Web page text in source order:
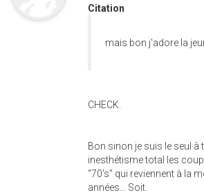
Citation
mais bon j'adore la
CHECK.
Bon sinon je suis le seul à
inesthétisme total les
"70's" qui reviennent à la
années... Soit.